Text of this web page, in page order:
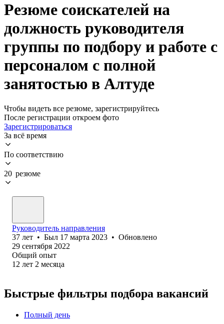
Резюме соискателей на
должность руководителя
группы по подбору и работе с
персоналом с полной
занятостью в Алтуде
Чтобы видеть все резюме, зарегистрируйтесь
После регистрации откроем фото
Зарегистрироваться
За всё время
По соответствию
20 резюме
Руководитель направления
37 лет • Был 17 марта 2023 • Обновлено
29 сентября 2022
Общий опыт
12 лет 2 месяца
Быстрые фильтры подбора вакансий
Полный день